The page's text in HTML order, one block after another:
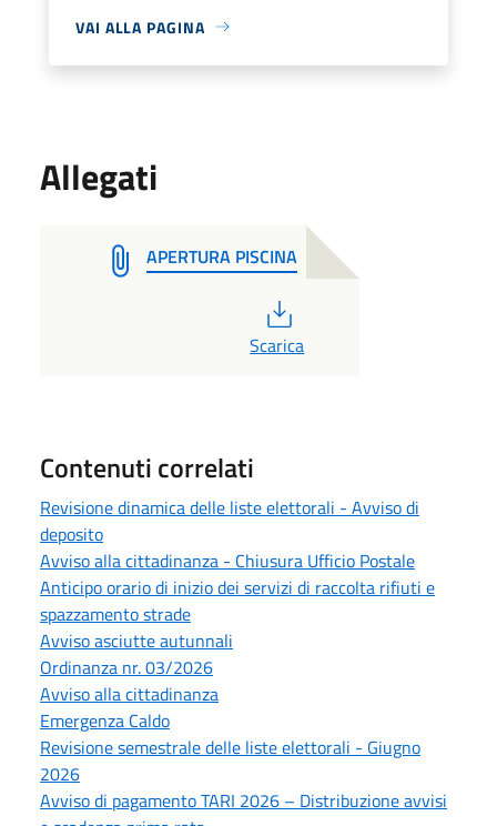
VAI ALLA PAGINA
Allegati
APERTURA PISCINA
Scarica
Contenuti correlati
Revisione dinamica delle liste elettorali - Avviso di
deposito
Avviso alla cittadinanza - Chiusura Ufficio Postale
Anticipo orario di inizio dei servizi di raccolta rifiuti e
spazzamento strade
Avviso asciutte autunnali
Ordinanza nr. 03/2026
Avviso alla cittadinanza
Emergenza Caldo
Revisione semestrale delle liste elettorali - Giugno
2026
Avviso di pagamento TARI 2026 – Distribuzione avvisi